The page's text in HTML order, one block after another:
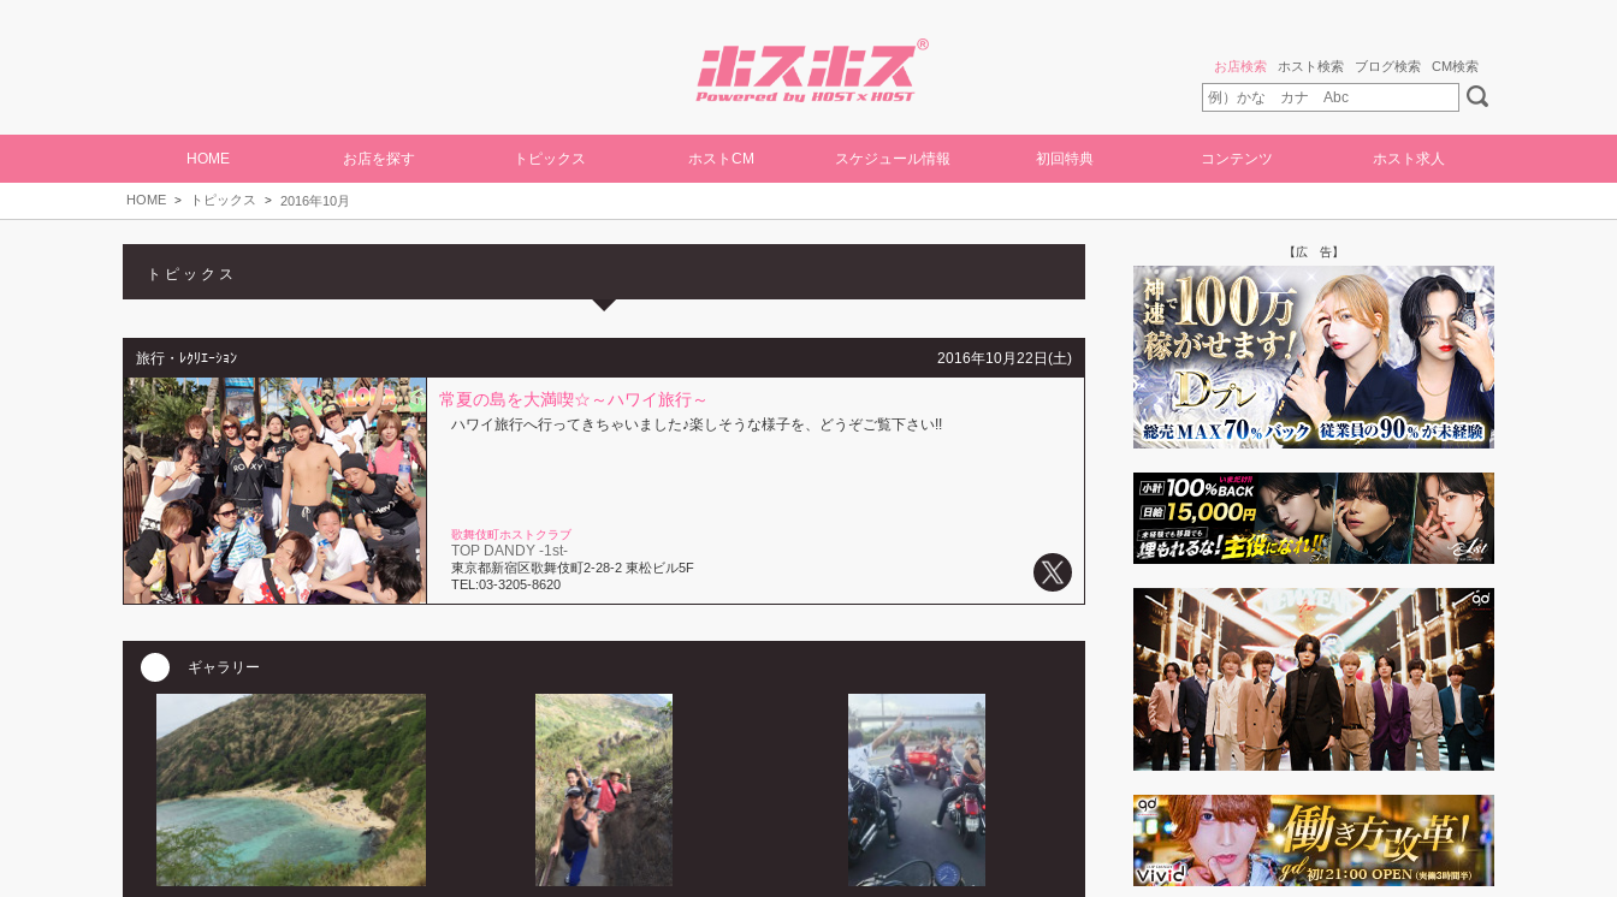
お店検索 ホスト検索 ブログ検索 CM検索
HOME お店を探す トピックス ホストCM スケジュール情報 初回特典 コンテンツ ホスト求人
HOME トピックス 2016年10月
トピックス
旅行・ﾚｸﾘｴｰｼｮﾝ 2016年10月22日(土)
常夏の島を大満喫☆～ハワイ旅行～
ハワイ旅行へ行ってきちゃいました♪楽しそうな様子を、どうぞご覧下さい!!
歌舞伎町ホストクラブ
TOP DANDY -1st-
東京都新宿区歌舞伎町2-28-2 東松ビル5F
TEL:03-3205-8620
ギャラリー
【広 告】